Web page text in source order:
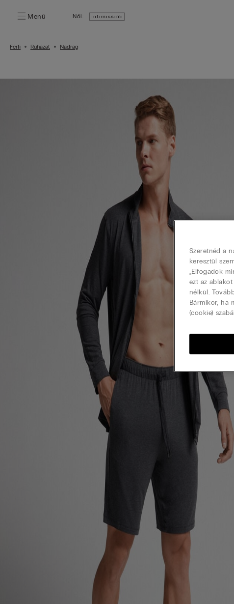
Menü Női:
Férfi Ruházat Nadrág
Szeretnéd a
keresztül
„Elfogadok
ezt az
nélkül.
Bármikor, ha
(cookie)